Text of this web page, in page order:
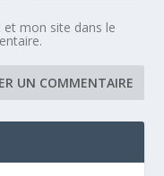
mon site dans le